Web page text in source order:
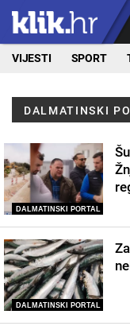
VIJESTI SPORT
DALMATINSKI
DALMATINSKI PORTAL
DALMATINSKI PORTAL